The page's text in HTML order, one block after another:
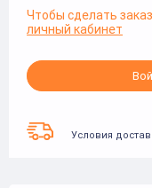
Чтобы сделать
личный кабинет
Условия